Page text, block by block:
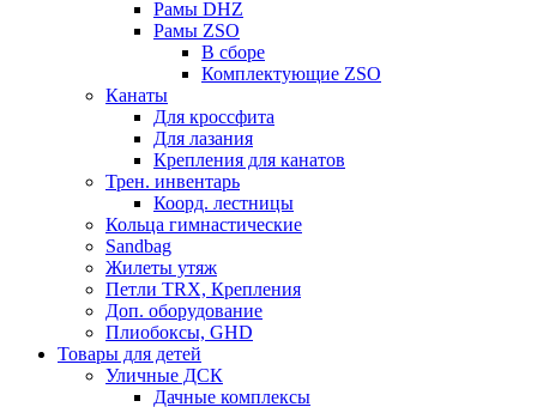
Рамы DHZ
Рамы ZSO
В сборе
Комплектующие ZSO
Канаты
Для кроссфита
Для лазания
Крепления для канатов
Трен. инвентарь
Коорд. лестницы
Кольца гимнастические
Sandbag
Жилеты утяж
Петли TRX, Крепления
Доп. оборудование
Плиобоксы, GHD
Товары для детей
Уличные ДСК
Дачные комплексы